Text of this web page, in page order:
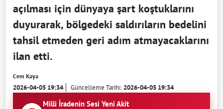
açılması için dünyaya şart koştuklarını
duyurarak, bölgedeki saldırıların bedelini
tahsil etmeden geri adım atmayacaklarını
ilan etti.
Cem Kaya
2026-04-05 19:34 Güncelleme Tarihi:2026-04-05 19:34
Milli İradenin Sesi Yeni Akit